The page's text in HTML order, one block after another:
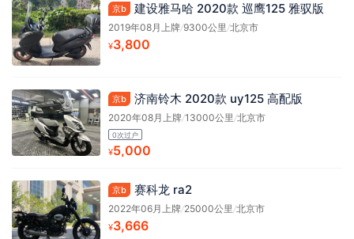
京b 建设雅马哈 2020款 巡鹰125 雅驭版
2019年08月上牌/9300公里/北京市
¥3,800
京b 济南铃木 2020款 uy125 高配版
2020年08月上牌/13000公里/北京市
0次过户
¥5,000
京b 赛科龙 ra2
2022年06月上牌/25000公里 /北京市
¥3,666